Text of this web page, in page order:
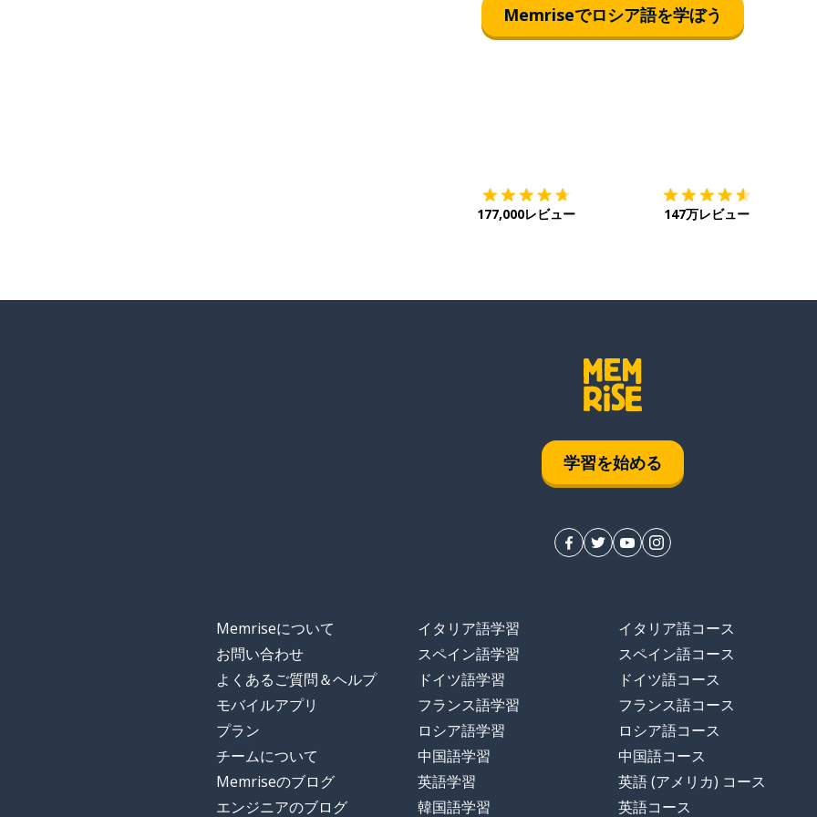
Memriseでロシア語を学ぼう
177,000レビュー 147万レビュー
学習を始める
Memriseについて
お問い合わせ
よくあるご質問＆ヘルプ
モバイルアプリ
プラン
チームについて
Memriseのブログ
エンジニアのブログ
イタリア語学習
スペイン語学習
ドイツ語学習
フランス語学習
ロシア語学習
中国語学習
英語学習
韓国語学習
イタリア語コース
スペイン語コース
ドイツ語コース
フランス語コース
ロシア語コース
中国語コース
英語 (アメリカ) コース
英語コース